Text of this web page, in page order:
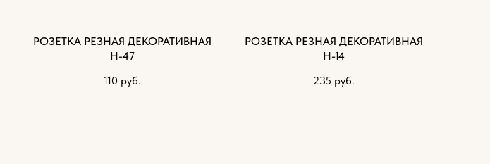
РОЗЕТКА РЕЗНАЯ ДЕКОРАТИВНАЯ
Н-47
110 руб.
РОЗЕТКА РЕЗНАЯ ДЕКОРАТИВНАЯ
Н-14
235 руб.